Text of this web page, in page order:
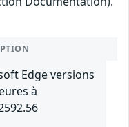
Edge versions
à